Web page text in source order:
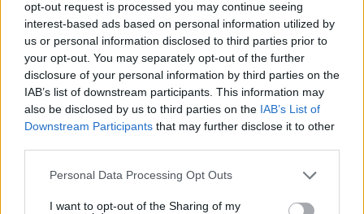
opt-out request is processed you may continue seeing
interest-based ads based on personal information utilized by
us or personal information disclosed to third parties prior to
your opt-out. You may separately opt-out of the further
disclosure of your personal information by third parties on the
IAB’s list of downstream participants. This information may
also be disclosed by us to third parties on the IAB’s List of
Downstream Participants that may further disclose it to other
Personal Data Processing Opt Outs
I want to opt-out of the Sharing of my
Dvanaesti dan – 90 sekundi
Trinaesti dan – opusti se
Četrnaesti dan – 90 sekundi
Petnaesti dan – 90 sekundi